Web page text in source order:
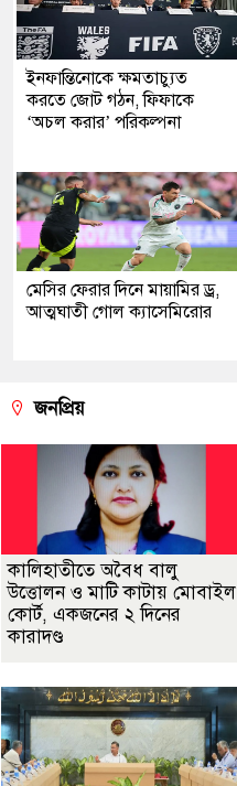
ইনফান্তিনোকে ক্ষমতাচ্যুত
করতে জোট গঠন, ফিফাকে
‘অচল করার’ পরিকল্পনা
মেসির ফেরার দিনে মায়ামির ড্র,
আত্মঘাতী গোল ক্যাসেমিরোর
জনপ্রিয়
কালিহাতীতে অবৈধ বালু
উত্তোলন ও মাটি কাটায় মোবাইল
কোর্ট, একজনের ২ দিনের
কারাদণ্ড